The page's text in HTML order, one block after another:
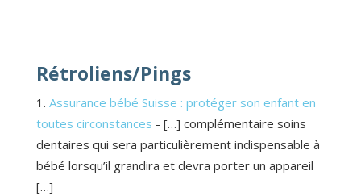
Rétroliens/Pings
Assurance bébé Suisse : protéger son enfant en
toutes circonstances - […] complémentaire soins
dentaires qui sera particulièrement indispensable à
bébé lorsqu’il grandira et devra porter un appareil
[…]